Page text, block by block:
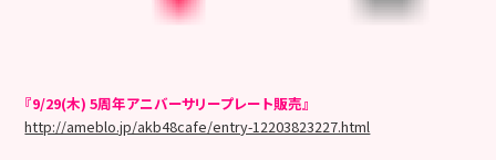
『9/29(木) 5周年アニバーサリープレート販売』
http://ameblo.jp/akb48cafe/entry-12203823227.html